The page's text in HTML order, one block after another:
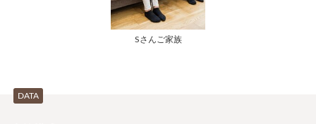
Sさんご家族
DATA